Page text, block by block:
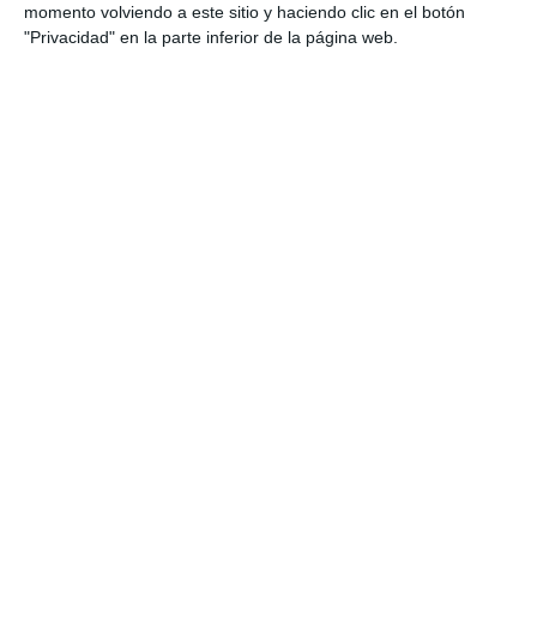
momento volviendo a este sitio y haciendo clic en el botón
"Privacidad" en la parte inferior de la página web.